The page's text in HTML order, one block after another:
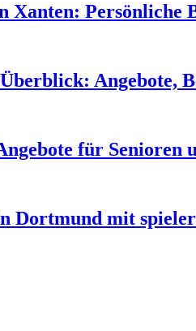
Xanten:
Angebote,
für Senioren
mit